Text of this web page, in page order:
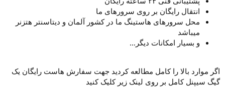
انتقال رایگان بر روی سرورهای ما
محل سرورهای هاستینگ ما در کشور آلمان و دیتاسنتر هتزنر
میباشد
و بسیار امکانات دیگر…
اگر موارد بالا را کامل مطالعه کردید جهت سفارش هاست رایگان یک
گیگ سیپنل کامل بر روی لینک زیر کلیک کنید